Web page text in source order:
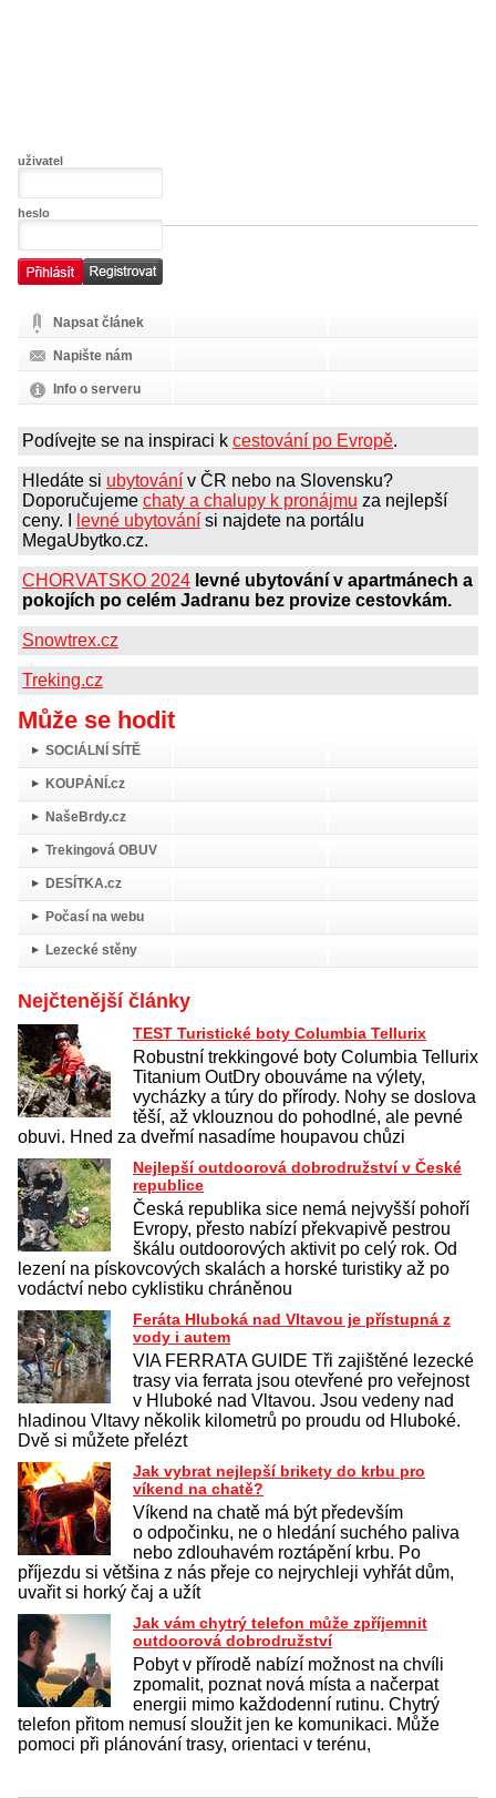
uživatel
heslo
Napsat článek
Napište nám
Info o serveru
Podívejte se na inspiraci k cestování po Evropě.
Hledáte si ubytování v ČR nebo na Slovensku?
Doporučujeme chaty a chalupy k pronájmu za nejlepší
ceny. I
levné ubytování si najdete na portálu
MegaUbytko.cz.
CHORVATSKO 2024 levné ubytování v apartmánech a
pokojích po celém Jadranu bez provize cestovkám.
Snowtrex.cz
Treking.cz
Může se hodit
SOCIÁLNÍ SÍTĚ
KOUPÁNÍ.cz
NašeBrdy.cz
Trekingová OBUV
DESÍTKA.cz
Počasí na webu
Lezecké stěny
Nejčtenější články
TEST Turistické boty Columbia Tellurix
Robustní trekkingové boty Columbia Tellurix
Titanium OutDry obouváme na výlety,
vycházky a túry do přírody. Nohy se doslova
těší, až vklouznou do pohodlné, ale pevné
obuvi. Hned za dveřmí nasadíme houpavou chůzi
Nejlepší outdoorová dobrodružství v České
republice
Česká republika sice nemá nejvyšší pohoří
Evropy, přesto nabízí překvapivě pestrou
škálu outdoorových aktivit po celý rok. Od
lezení na pískovcových skalách a horské turistiky až po
vodáctví nebo cyklistiku chráněnou
Feráta Hluboká nad Vltavou je přístupná z
vody i autem
VIA FERRATA GUIDE Tři zajištěné lezecké
trasy via ferrata jsou otevřené pro veřejnost
v Hluboké nad Vltavou. Jsou vedeny nad
hladinou Vltavy několik kilometrů po proudu od Hluboké.
Dvě si můžete přelézt
Jak vybrat nejlepší brikety do krbu pro
víkend na chatě?
Víkend na chatě má být především
o odpočinku, ne o hledání suchého paliva
nebo zdlouhavém roztápění krbu. Po
příjezdu si většina z nás přeje co nejrychleji vyhřát dům,
uvařit si horký čaj a užít
Jak vám chytrý telefon může zpříjemnit
outdoorová dobrodružství
Pobyt v přírodě nabízí možnost na chvíli
zpomalit, poznat nová místa a načerpat
energii mimo každodenní rutinu. Chytrý
telefon přitom nemusí sloužit jen ke komunikaci. Může
pomoci při plánování trasy, orientaci v terénu,